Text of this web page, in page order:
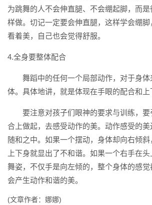
为跳舞的人不会伸直腿、不会绷起脚，而
样做。切记一定要会伸直腿，这样学会绷脚
看着美，自己也会觉得舒服。
4.全身要整体配合
舞蹈中的任何一个局部动作，对于身体
体。具体地讲，就是体现在手眼的配合和上
要注意对孩子们眼神的要求与训练，要
合上做起，去感受动作的美。动作感受的
随和之中。如果一个摆动，身体却向右倾斜
上下身就显出了不和谐。如果一个右手在
舞姿，不仅手是向左倾的，整个身体的感
会产生动作和谐的美。
(文章作者：娜娜)